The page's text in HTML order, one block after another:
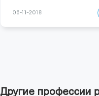
чистыми (16 брутто)
06-11-2018
Другие профессии